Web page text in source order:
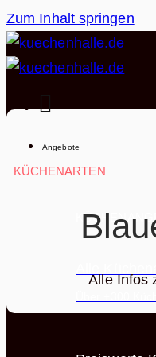
Zum Inhalt springen
Angebote
KÜCHENARTEN
Alle Infos